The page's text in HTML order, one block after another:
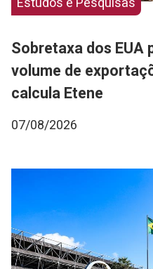
Sobretaxa dos EUA
volume de
calcula Etene
07/08/2026